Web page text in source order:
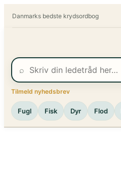
Danmarks bedste krydsordbog
⌕
Tilmeld nyhedsbrev
Fugl Fisk Dyr Flod